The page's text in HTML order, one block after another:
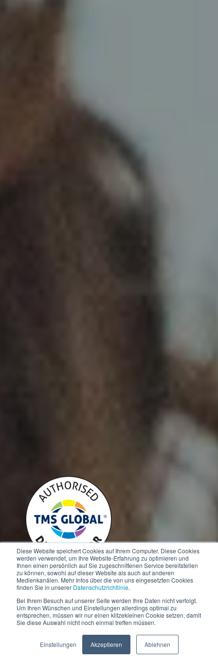
Diese Website speichert Cookies auf Ihrem Computer. Diese Cookies
werden verwendet, um Ihre Website-Erfahrung zu optimieren und
Ihnen einen persönlich auf Sie zugeschnittenen Service bereitstellen
zu können, sowohl auf dieser Website als auch auf anderen
Medienkanälen. Mehr Infos über die von uns eingesetzten Cookies
finden Sie in unserer Datenschutzrichtlinie.
Bei Ihrem Besuch auf unserer Seite werden Ihre Daten nicht verfolgt.
Um Ihren Wünschen und Einstellungen allerdings optimal zu
entsprechen, müssen wir nur einen klitzekleinen Cookie setzen, damit
Sie diese Auswahl nicht noch einmal treffen müssen.
Einstellungen Akzeptieren Ablehnen
Das Team
Management Profil